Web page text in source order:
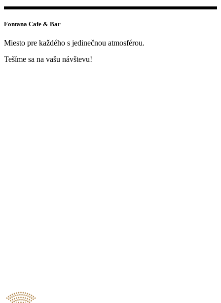
Fontana Cafe & Bar
Miesto pre každého s jedinečnou atmosférou.
Tešíme sa na vašu návštevu!